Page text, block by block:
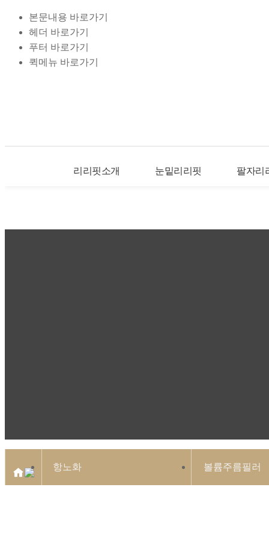
본문내용 바로가기
헤더 바로가기
푸터 바로가기
퀵메뉴 바로가기
리리핏소개 눈밑리리핏 팔자리
항노화 볼륨주름필러